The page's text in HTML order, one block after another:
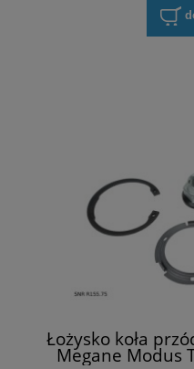
Łożysko koła
Megane Modus